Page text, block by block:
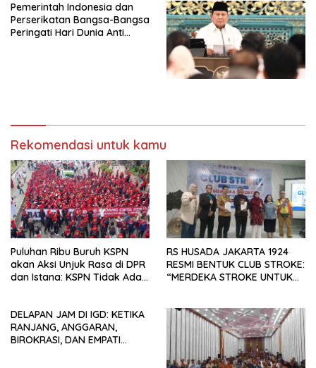
Penjajahan (Pergolakan
Ekonomi Politik Indonesia) &
Simposium Nasional “Urgensi
Undang-Undang
Perekonomian Nasional dan
Kesejahteraan Sosial dalam
Pemerintah Indonesia dan
Perserikatan Bangsa-Bangsa
Peringati Hari Dunia Anti
Rekomendasi untuk kamu
Puluhan Ribu Buruh KSPN
akan Aksi Unjuk Rasa di DPR
dan Istana: KSPN Tidak Ada
Siapapun
RS HUSADA JAKARTA 1924
RESMI BENTUK CLUB STROKE:
“MERDEKA STROKE UNTUK
DELAPAN JAM DI IGD: KETIKA
RANJANG, ANGGARAN,
BIROKRASI, DAN EMPATI